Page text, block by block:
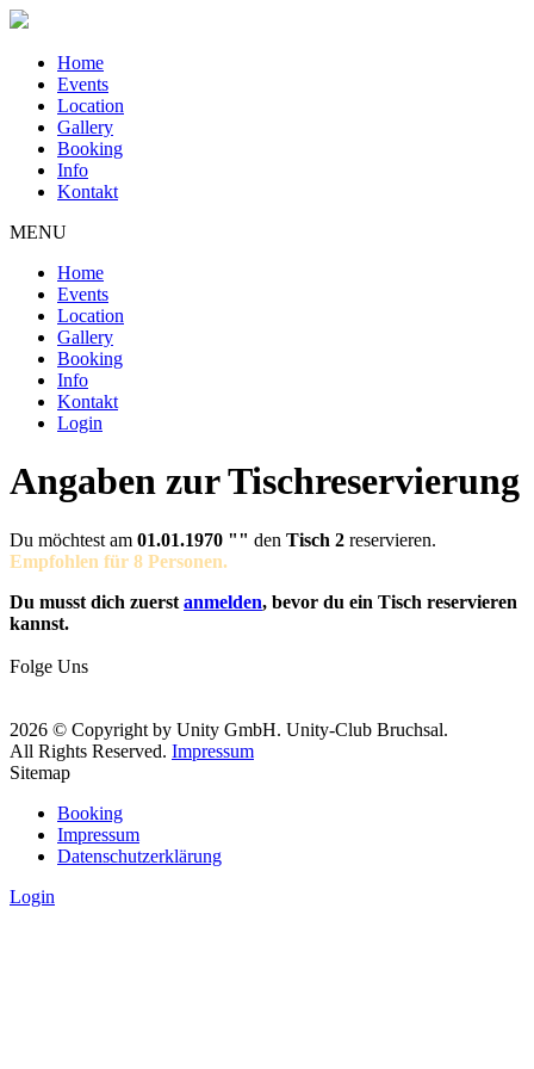
Home
Events
Location
Gallery
Booking
Info
Kontakt
MENU
Home
Events
Location
Gallery
Booking
Info
Kontakt
Login
Angaben zur Tischreservierung
Du möchtest am 01.01.1970 "" den Tisch 2 reservieren.
Empfohlen für 8 Personen.
Du musst dich zuerst anmelden, bevor du ein Tisch reservieren
kannst.
Folge Uns
2026 © Copyright by Unity GmbH. Unity-Club Bruchsal.
All Rights Reserved. Impressum
Sitemap
Booking
Impressum
Datenschutzerklärung
Login